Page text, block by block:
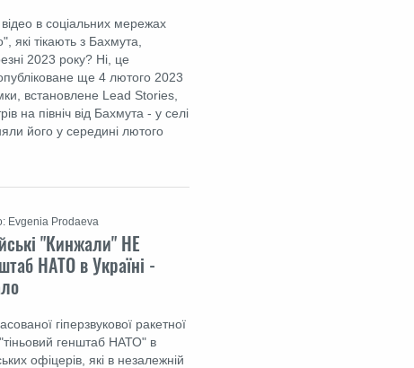
в соціальних мережах
які тікають з Бахмута,
2023 року? Ні, це
ще 4 лютого 2023
встановлене Lead Stories,
на північ від Бахмута - у селі
його у середині лютого
"Кинжали" НЕ
НАТО в Україні -
гіперзвукової ракетної
генштаб НАТО" в
офіцерів, які в незалежній
Evgenia Prodaeva